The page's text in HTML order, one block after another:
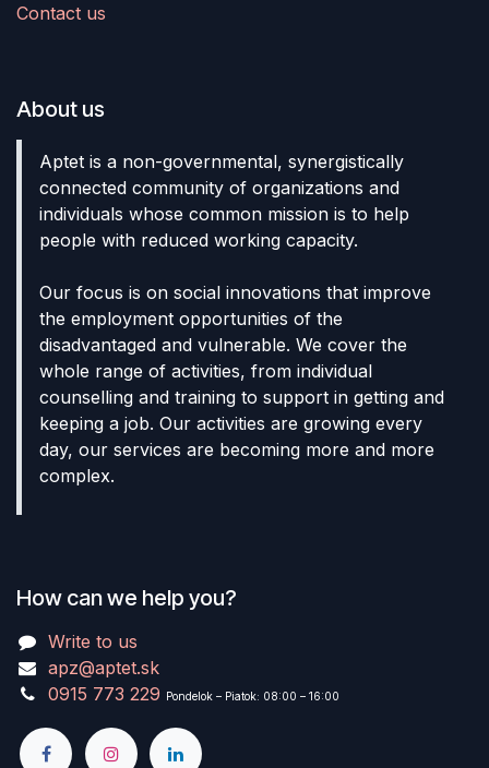
Contact us
About us
Aptet is a non-governmental, synergistically
connected community of organizations and
individuals whose common mission is to help
people with reduced working capacity.
Our focus is on social innovations that improve
the employment opportunities of the
disadvantaged and vulnerable. We cover the
whole range of activities, from individual
counselling and training to support in getting and
keeping a job. Our activities are growing every
day, our services are becoming more and more
complex.
How can we help you?
Write to us
apz@aptet.sk
0915 773 229 Pondelok – Piatok: 08:00 – 16:00